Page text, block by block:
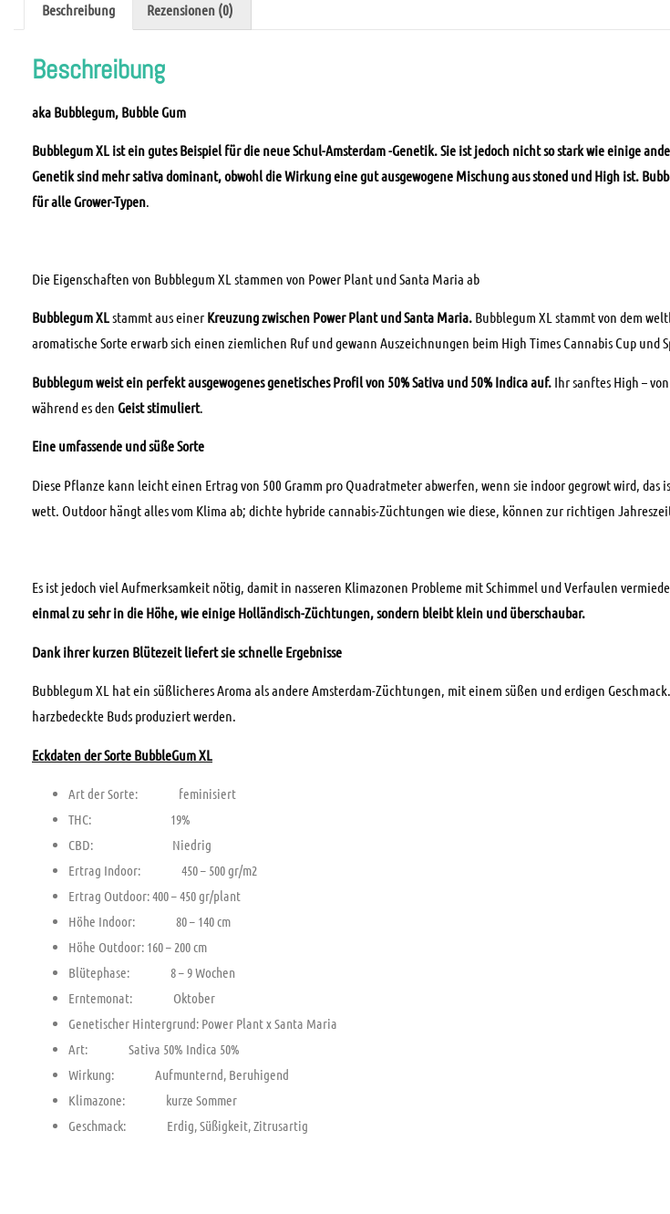
Beschreibung Rezensionen (0)
Beschreibung
aka Bubblegum, Bubble Gum
Bubblegum XL ist ein gutes Beispiel für die neue Schul-Amsterdam -Genetik. Sie ist jedoch nicht so stark wie einige
Genetik sind mehr sativa dominant, obwohl die Wirkung eine gut ausgewogene Mischung aus stoned und High ist.
für alle Grower-Typen.
Die Eigenschaften von Bubblegum XL stammen von Power Plant und Santa Maria ab
Bubblegum XLstammt aus einer Kreuzung zwischen Power Plant und Santa Maria. Bubblegum XL stammt von dem
aromatische Sorte erwarb sich einen ziemlichen Ruf und gewann Auszeichnungen beim High Times Cannabis Cup und
Bubblegum weist ein perfekt ausgewogenes genetisches Profil von 50% Sativa und 50% Indica auf. Ihr sanftes High –
während es den Geist stimuliert.
Eine umfassende und süße Sorte
Diese Pflanze kann leicht einen Ertrag von 500 Gramm pro Quadratmeter abwerfen, wenn sie indoor gegrowt wird,
wett. Outdoor hängt alles vom Klima ab; dichte hybride cannabis-Züchtungen wie diese, können zur richtigen
Es ist jedoch viel Aufmerksamkeit nötig, damit in nasseren Klimazonen Probleme mit Schimmel und Verfaulen
einmal zu sehr in die Höhe, wie einige Holländisch-Züchtungen, sondern bleibt klein und überschaubar.
Dank ihrer kurzen Blütezeit liefert sie schnelle Ergebnisse
Bubblegum XL hat ein süßlicheres Aroma als andere Amsterdam-Züchtungen, mit einem süßen und erdigen
harzbedeckte Buds produziert werden.
Eckdaten der Sorte BubbleGum XL
Art der Sorte: feminisiert
THC: 19%
CBD: Niedrig
Ertrag Indoor: 450 – 500 gr/m2
Ertrag Outdoor: 400 – 450 gr/plant
Höhe Indoor: 80 – 140 cm
Höhe Outdoor: 160 – 200 cm
Blütephase: 8 – 9 Wochen
Erntemonat: Oktober
Genetischer Hintergrund: Power Plant x Santa Maria
Art: Sativa 50% Indica 50%
Wirkung: Aufmunternd, Beruhigend
Klimazone: kurze Sommer
Geschmack: Erdig, Süßigkeit, Zitrusartig